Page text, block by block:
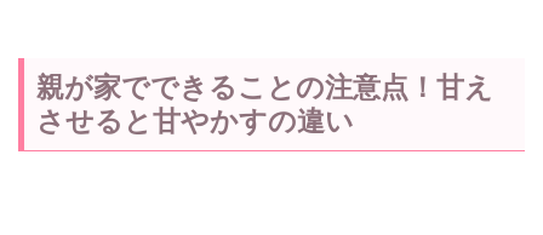
親が家でできることの注意点！甘え
させると甘やかすの違い